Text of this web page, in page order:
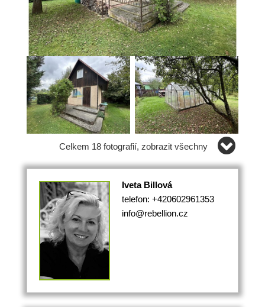
Celkem 18 fotografií, zobrazit všechny
Iveta Billová
telefon: +420602961353
info@rebellion.cz